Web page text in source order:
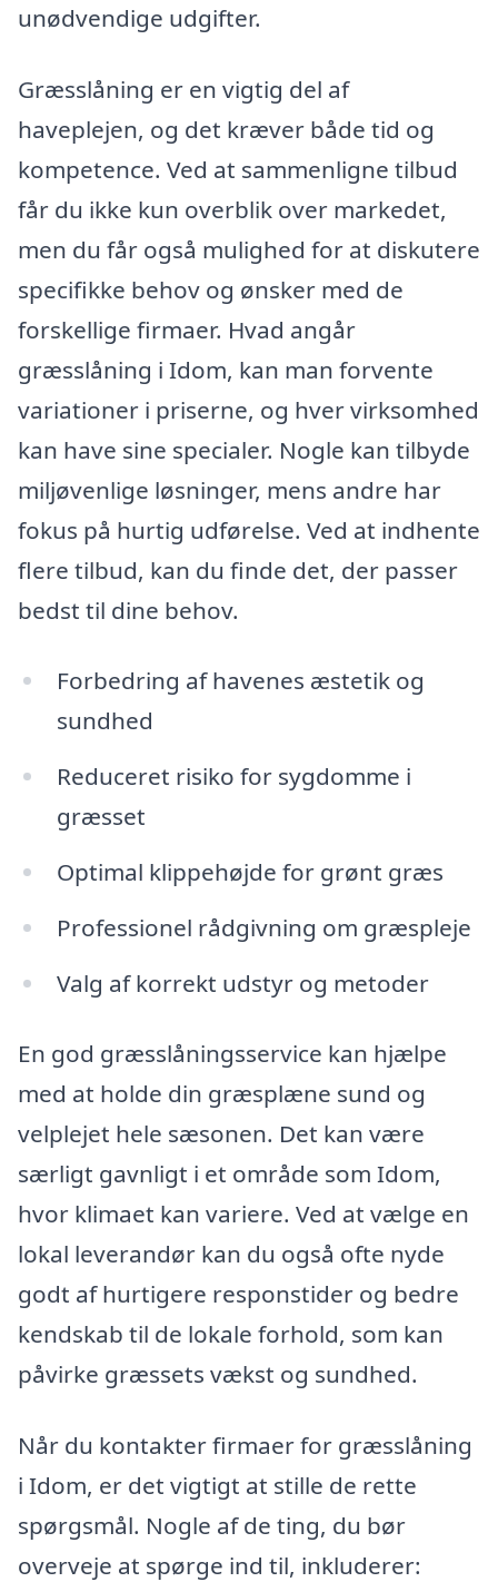
unødvendige udgifter.
Græsslåning er en vigtig del af
haveplejen, og det kræver både tid og
kompetence. Ved at sammenligne tilbud
får du ikke kun overblik over markedet,
men du får også mulighed for at diskutere
specifikke behov og ønsker med de
forskellige firmaer. Hvad angår
græsslåning i Idom, kan man forvente
variationer i priserne, og hver virksomhed
kan have sine specialer. Nogle kan tilbyde
miljøvenlige løsninger, mens andre har
fokus på hurtig udførelse. Ved at indhente
flere tilbud, kan du finde det, der passer
bedst til dine behov.
Forbedring af havenes æstetik og
sundhed
Reduceret risiko for sygdomme i
græsset
Optimal klippehøjde for grønt græs
Professionel rådgivning om græspleje
Valg af korrekt udstyr og metoder
En god græsslåningsservice kan hjælpe
med at holde din græsplæne sund og
velplejet hele sæsonen. Det kan være
særligt gavnligt i et område som Idom,
hvor klimaet kan variere. Ved at vælge en
lokal leverandør kan du også ofte nyde
godt af hurtigere responstider og bedre
kendskab til de lokale forhold, som kan
påvirke græssets vækst og sundhed.
Når du kontakter firmaer for græsslåning
i Idom, er det vigtigt at stille de rette
spørgsmål. Nogle af de ting, du bør
overveje at spørge ind til, inkluderer: